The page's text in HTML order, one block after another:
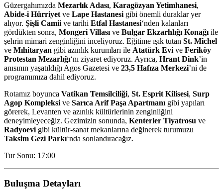
Güzergahımızda Mezarlık Adası, Karagözyan Yetimhanesi,
Abide-i Hürriyet ve Lape Hastanesi gibi önemli duraklar yer
alıyor. Şişli Camii ve tarihi Etfal Hastanesi‘nden kalanları
gördükten sonra, Mongeri Villası ve Bulgar Ekzarhlığı Konağı ile
şehrin mimari zenginliğini inceliyoruz. Eğitime ışık tutan St. Michel
ve Mıhitaryan gibi azınlık kurumları ile Atatürk Evi ve Feriköy
Protestan Mezarlığı‘nı ziyaret ediyoruz. Ayrıca, Hrant Dink’in
anısının yaşatıldığı Agos Gazetesi ve 23,5 Hafıza Merkezi’ni de
programımıza dahil ediyoruz.
Rotamız boyunca Vatikan Temsilciliği, St. Esprit Kilisesi, Surp
Agop Kompleksi ve Sarıca Arif Paşa Apartmanı gibi yapıları
görerek, Levanten ve azınlık kültürlerinin zenginliğini
deneyimleyeceğiz. Gezimizin sonunda, Kenterler Tiyatrosu ve
Radyoevi gibi kültür-sanat mekanlarına değinerek turumuzu
Taksim Gezi Parkı‘nda sonlandıracağız.
Tur Sonu: 17:00
Buluşma Detayları